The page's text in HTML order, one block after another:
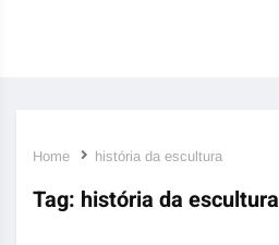
Home história da escultura
Tag: história da escultura